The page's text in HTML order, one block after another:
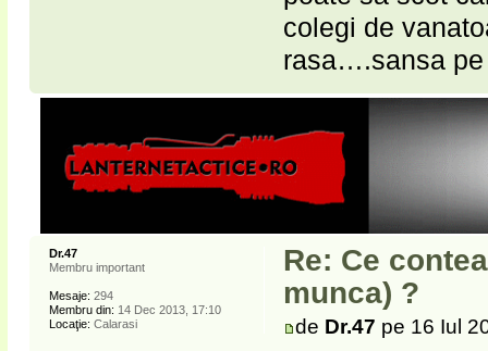
colegi de
rasa….sansa pe
Re: Ce
munca) ?
de Dr.47 pe 16 Iul
Dr.47
Membru important
Mesaje: 294
Membru din: 14 Dec 2013, 17:10
Locaţie: Calarasi